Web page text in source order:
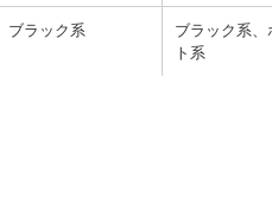
ブラック系
ブラック系、
ト系